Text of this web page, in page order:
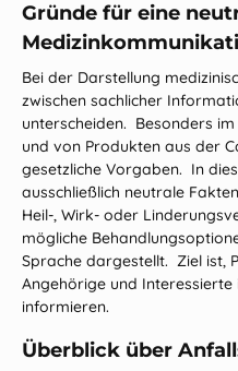
Gründe für eine
Bei der Darstellung
zwischen sachlicher
unterscheiden. Besonders
und von Produkten aus der
gesetzliche Vorgaben. In
ausschließlich neutrale
Heil‑, Wirk‑ oder
mögliche
Sprache dargestellt. Ziel ist,
Angehörige und
informieren.
Überblick über